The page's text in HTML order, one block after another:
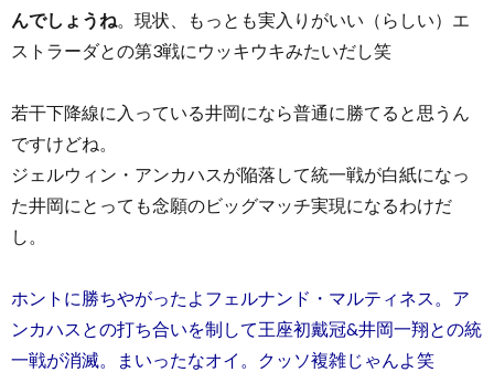
んでしょうね 。現状、もっとも実入りがいい（らしい）エ
ストラーダとの第3戦にウッキウキみたいだし笑
若干下降線に入っている井岡になら普通に勝てると思うん
ですけどね。
ジェルウィン・アンカハスが陥落して統一戦が白紙になっ
た井岡にとっても念願のビッグマッチ実現になるわけだ
し。
ホントに勝ちやがったよフェルナンド・マルティネス。ア
ンカハスとの打ち合いを制して王座初戴冠&井岡一翔との統
一戦が消滅。まいったなオイ。クッソ複雑じゃんよ笑